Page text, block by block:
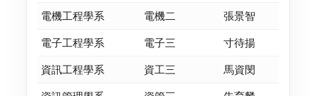
電機工程學系
電機二
張景智
電子工程學系
電子三
寸待揚
資訊工程學系
資工三
馬資閔